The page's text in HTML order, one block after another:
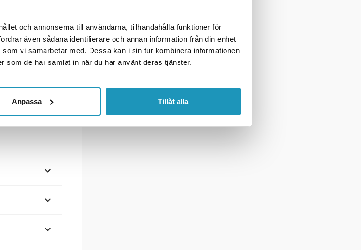
och annonserna till användarna, tillhandahålla funktioner för
även sådana identifierare och annan information från din enhet
vi samarbetar med. Dessa kan i sin tur kombinera informationen
som de har samlat in när du har använt deras tjänster.
Anpassa Tillåt alla